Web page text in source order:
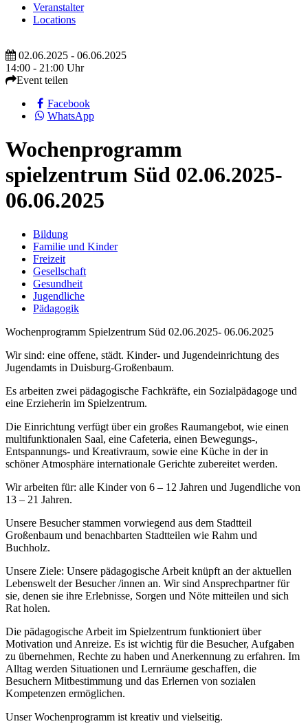
Veranstalter
Locations
02.06.2025 - 06.06.2025
14:00 - 21:00 Uhr
Event teilen
Facebook
WhatsApp
Wochenprogramm
spielzentrum Süd 02.06.2025-
06.06.2025
Bildung
Familie und Kinder
Freizeit
Gesellschaft
Gesundheit
Jugendliche
Pädagogik
Wochenprogramm Spielzentrum Süd 02.06.2025- 06.06.2025
Wir sind: eine offene, städt. Kinder- und Jugendeinrichtung des
Jugendamts in Duisburg-Großenbaum.
Es arbeiten zwei pädagogische Fachkräfte, ein Sozialpädagoge und
eine Erzieherin im Spielzentrum.
Die Einrichtung verfügt über ein großes Raumangebot, wie einen
multifunktionalen Saal, eine Cafeteria, einen Bewegungs-,
Entspannungs- und Kreativraum, sowie eine Küche in der in
schöner Atmosphäre internationale Gerichte zubereitet werden.
Wir arbeiten für: alle Kinder von 6 – 12 Jahren und Jugendliche von
13 – 21 Jahren.
Unsere Besucher stammen vorwiegend aus dem Stadtteil
Großenbaum und benachbarten Stadtteilen wie Rahm und
Buchholz.
Unsere Ziele: Unsere pädagogische Arbeit knüpft an der aktuellen
Lebenswelt der Besucher /innen an. Wir sind Ansprechpartner für
sie, denen sie ihre Erlebnisse, Sorgen und Nöte mitteilen und sich
Rat holen.
Die pädagogische Arbeit im Spielzentrum funktioniert über
Motivation und Anreize. Es ist wichtig für die Besucher, Aufgaben
zu übernehmen, Rechte zu haben und Anerkennung zu erfahren. Im
Alltag werden Situationen und Lernräume geschaffen, die
Besuchern Mitbestimmung und das Erlernen von sozialen
Kompetenzen ermöglichen.
Unser Wochenprogramm ist kreativ und vielseitig.